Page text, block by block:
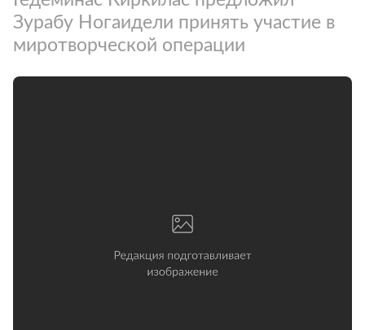
Зурабу Ногаидели принять участие в
миротворческой операции